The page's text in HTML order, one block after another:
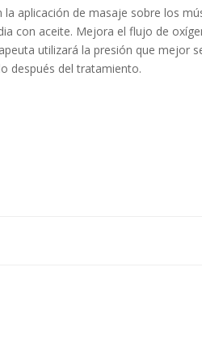
aplicación de masaje sobre los
con aceite. Mejora el flujo de
utilizará la presión que mejor
después del tratamiento.